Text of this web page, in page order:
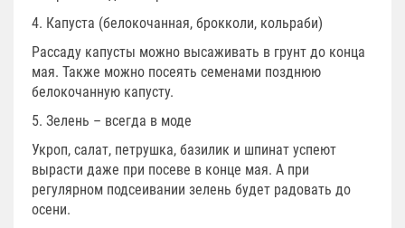
4. Капуста (белокочанная, брокколи, кольраби)
Рассаду капусты можно высаживать в грунт до конца
мая. Также можно посеять семенами позднюю
белокочанную капусту.
5. Зелень – всегда в моде
Укроп, салат, петрушка, базилик и шпинат успеют
вырасти даже при посеве в конце мая. А при
регулярном подсеивании зелень будет радовать до
осени.